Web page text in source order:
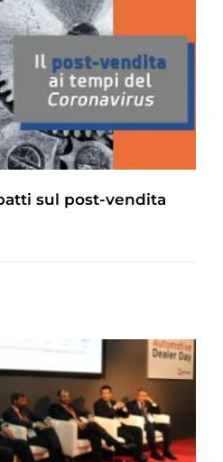
sul post-vendita